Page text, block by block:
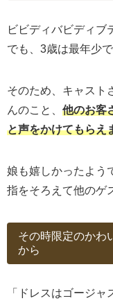
ビビディバビディブ
でも、3歳は最年少
そのため、キャスト
んのこと、 他のお客
と声をかけてもらえ
娘も嬉しかったよう
指をそろえて他のゲ
その時限定のかわ
から
「ドレスはゴージ